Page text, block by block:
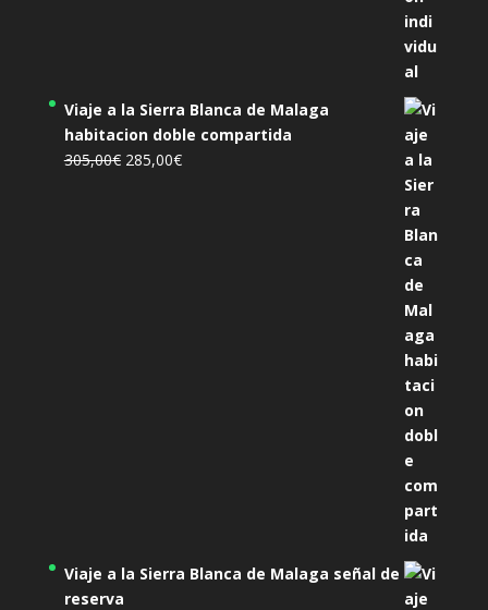
Viaje a la Sierra Blanca de Malaga
habitacion doble compartida
305,00€ El
285,00€El
Viaje a la Sierra Blanca de Malaga señal de
reserva